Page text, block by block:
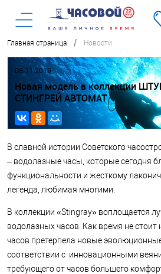
Главная страница / Новости
08.11.2019
Новая модель в коллекции
СТИНГРЕЙ АВТОМАТ
В славной истории Советского
– водолазные часы, которые сегодня
функциональности и жесткому
легенда, любимая многими.
В коллекции «Stingray» воплощается
водолазных часов. Как время не стоит
часов претерпела новые
соответствии с инновационными
требующего от часов большего